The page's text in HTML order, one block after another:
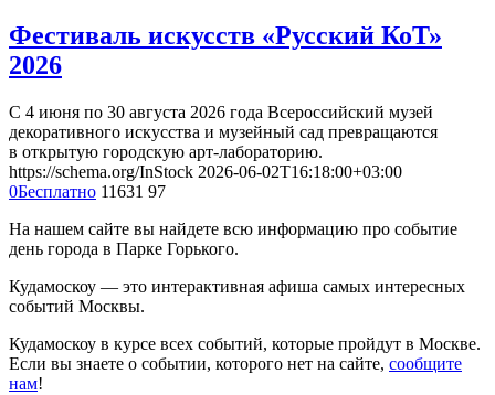
Фестиваль искусств «Русский КоТ»
2026
С 4 июня по 30 августа 2026 года Всероссийский музей
декоративного искусства и музейный сад превращаются
в открытую городскую арт-лабораторию.
https://schema.org/InStock 2026-06-02T16:18:00+03:00
0Бесплатно 11631 97
На нашем сайте вы найдете всю информацию про событие
день города в Парке Горького.
Кудамоскоу — это интерактивная афиша самых интересных
событий Москвы.
Кудамоскоу в курсе всех событий, которые пройдут в Москве.
Если вы знаете о событии, которого нет на сайте, сообщите
нам!